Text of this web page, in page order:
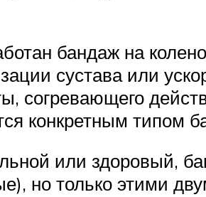
бандаж на
сустава или
согревающего
конкретным типом
или здоровый,
но только этими